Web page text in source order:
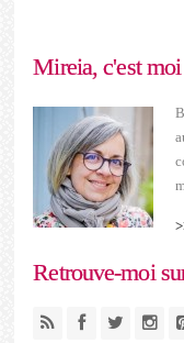
Mireia, c'est
Retrouve-moi